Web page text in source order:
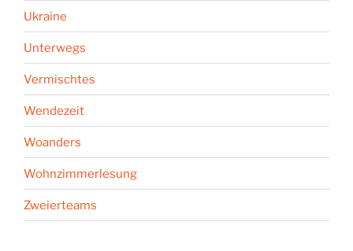
Ukraine
Unterwegs
Vermischtes
Wendezeit
Woanders
Wohnzimmerlesung
Zweierteams